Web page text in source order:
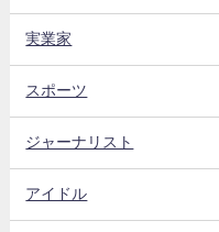
実業家
スポーツ
ジャーナリスト
アイドル